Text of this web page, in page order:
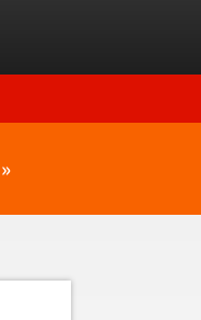
»